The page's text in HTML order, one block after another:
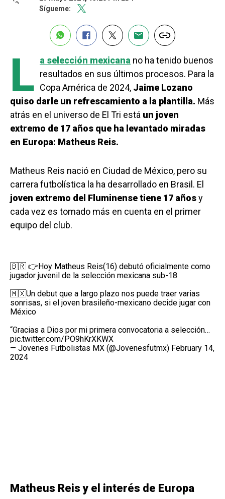
Sígueme:
L a selección mexicana no ha tenido buenos
resultados en sus últimos procesos. Para la
Copa América de 2024, Jaime Lozano
quiso darle un refrescamiento a la plantilla. Más
atrás en el universo de El Tri está un joven
extremo de 17 años que ha levantado miradas
en Europa: Matheus Reis.
Matheus Reis nació en Ciudad de México, pero su
carrera futbolística la ha desarrollado en Brasil. El
joven extremo del Fluminense tiene 17 añosy
cada vez es tomado más en cuenta en el primer
equipo del club.
🇧🇷 👉Hoy Matheus Reis(16) debutó oficialmente como
jugador juvenil de la selección mexicana sub-18
🇲🇽Un debut que a largo plazo nos puede traer varias
sonrisas, si el joven brasileño-mexicano decide jugar con
México
“Gracias a Dios por mi primera convocatoria a selección…
pic.twitter.com/PO9hKrXKWX
— Jovenes Futbolistas MX (@Jovenesfutmx) February 14,
2024
Matheus Reis y el interés de Europa